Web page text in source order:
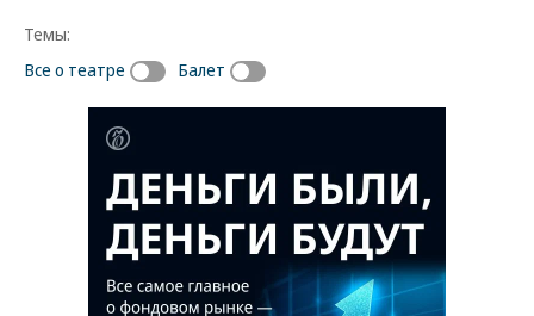
Темы:
Все о театре
Балет